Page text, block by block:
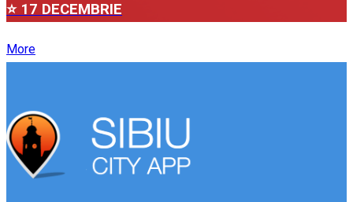
⭐ 17 DECEMBRIE
More